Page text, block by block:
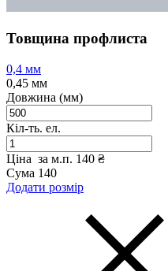
Товщина профлиста
0,4 мм
0,45 мм
Довжина (мм)
Кіл-ть. ел.
Ціна за м.п. 140 ₴
Сума 140
Додати розмір